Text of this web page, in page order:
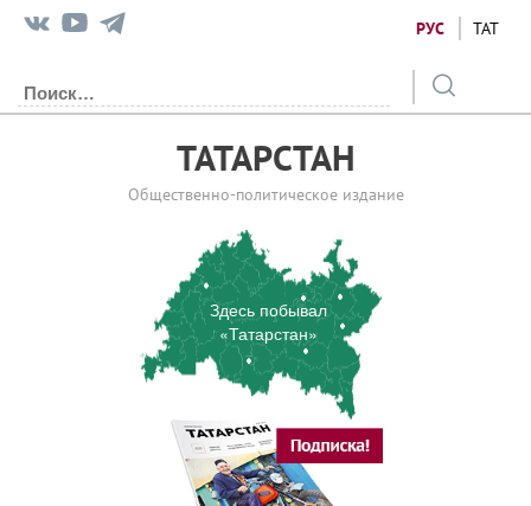
РУС ТАТ
ТАТАРСТАН
Общественно-политическое издание
Здесь побывал
«Татарстан»